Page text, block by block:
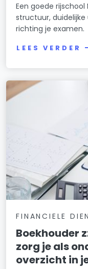
Een goede
structuur,
richting je examen.
LEES VERDER
FINANCIELE
Boekhouder
zorg je als
overzicht in